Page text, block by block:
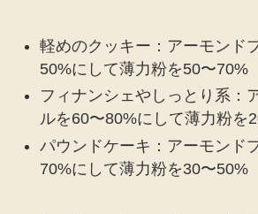
軽めのクッキー：アーモンド
50%にして薄力粉を50〜70%
フィナンシェやしっとり系：
ルを60〜80%にして薄力粉を
パウンドケーキ：アーモンド
70%にして薄力粉を30〜50%